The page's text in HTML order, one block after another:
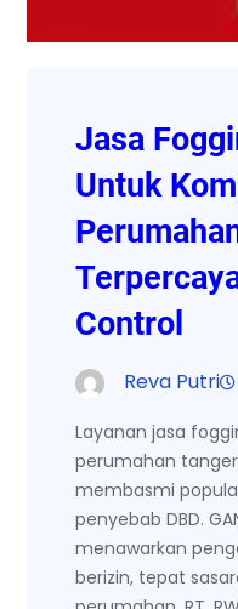
Jasa
Untuk
Control
Reva Putri
Layanan jasa
perumahan
membasmi
penyebab DBD.
menawarkan
berizin, tepat